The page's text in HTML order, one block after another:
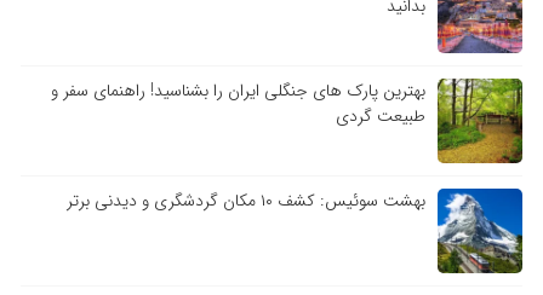
بدانید
بهترین پارک های جنگلی ایران را بشناسید! راهنمای سفر و
طبیعت گردی
بهشت سوئیس: کشف ۱۰ مکان گردشگری و دیدنی برتر